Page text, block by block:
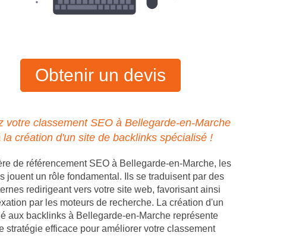
Obtenir un devis
votre classement SEO à Bellegarde-en-Marche
la création d'un site de backlinks spécialisé !
de référencement SEO à Bellegarde-en-Marche, les
jouent un rôle fondamental. Ils se traduisent par des
redirigeant vers votre site web, favorisant ainsi
par les moteurs de recherche. La création d'un
aux backlinks à Bellegarde-en-Marche représente
stratégie efficace pour améliorer votre classement